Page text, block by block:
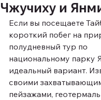
Чжучиху и
Если вы посещаете
короткий побег на
полудневный тур по
национальному
идеальный вариант.
своими
пейзажами,